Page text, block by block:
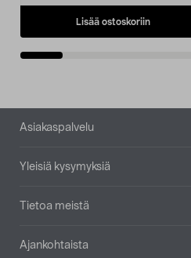
Lisää ostoskoriin
Alatunniste
Asiakaspalvelu
Yleisiä kysymyksiä
Tietoa meistä
Ajankohtaista